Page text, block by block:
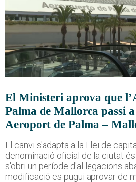
El Ministeri aprova que
Palma de Mallorca passi
Aeroport de Palma –
El canvi s'adapta a la Llei de
denominació oficial de la ciutat
s'obri un període d'al·legacions
modificació es pugui aprovar de